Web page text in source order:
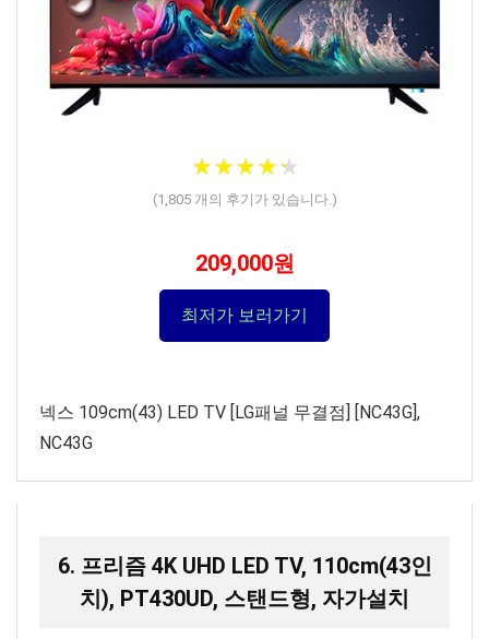
★★★★★
★★★★★
(1,805개의 후기가 있습니다.)
209,000원
최저가 보러가기
넥스 109cm(43) LED TV [LG패널 무결점] [NC43G],
NC43G
6. 프리즘 4K UHD LED TV, 110cm(43인
치), PT430UD, 스탠드형, 자가설치